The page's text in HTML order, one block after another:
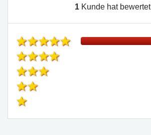
1Kunde hat bewertet